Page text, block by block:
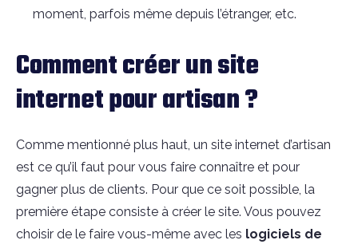
moment, parfois même depuis l’étranger, etc.
Comment créer un site
internet pour artisan ?
Comme mentionné plus haut, un site internet d’artisan
est ce qu’il faut pour vous faire connaître et pour
gagner plus de clients. Pour que ce soit possible, la
première étape consiste à créer le site. Vous pouvez
choisir de le faire vous-même avec les logiciels de